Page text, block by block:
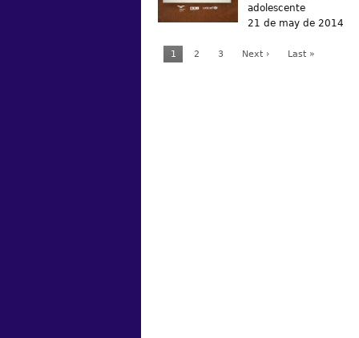
adolescente
21 de may de 2014
1 2 3 Next › Last »